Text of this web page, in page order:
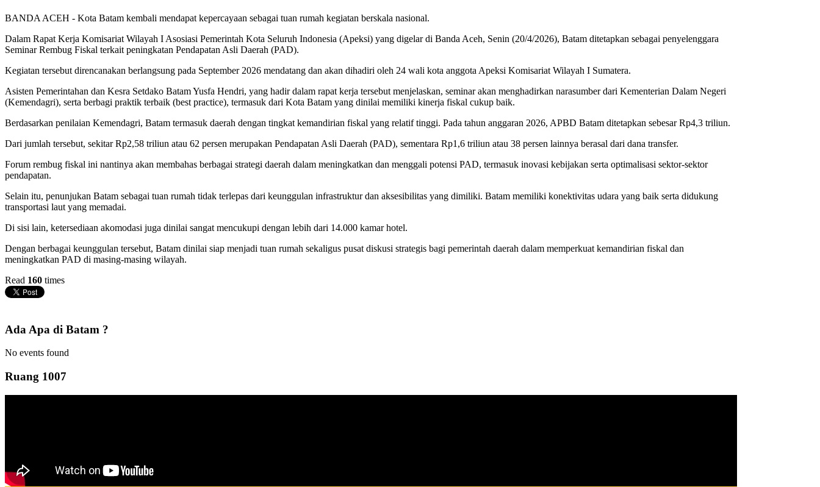
BANDA ACEH - Kota Batam kembali mendapat kepercayaan sebagai tuan rumah kegiatan berskala nasional.
Dalam Rapat Kerja Komisariat Wilayah I Asosiasi Pemerintah Kota Seluruh Indonesia (Apeksi) yang digelar di Banda Aceh, Senin (20/4/2026), Batam ditetapkan sebagai penyelenggara
Seminar Rembug Fiskal terkait peningkatan Pendapatan Asli Daerah (PAD).
Kegiatan tersebut direncanakan berlangsung pada September 2026 mendatang dan akan dihadiri oleh 24 wali kota anggota Apeksi Komisariat Wilayah I Sumatera.
Asisten Pemerintahan dan Kesra Setdako Batam Yusfa Hendri, yang hadir dalam rapat kerja tersebut menjelaskan, seminar akan menghadirkan narasumber dari Kementerian Dalam Negeri
(Kemendagri), serta berbagi praktik terbaik (best practice), termasuk dari Kota Batam yang dinilai memiliki kinerja fiskal cukup baik.
Berdasarkan penilaian Kemendagri, Batam termasuk daerah dengan tingkat kemandirian fiskal yang relatif tinggi. Pada tahun anggaran 2026, APBD Batam ditetapkan sebesar Rp4,3 triliun.
Dari jumlah tersebut, sekitar Rp2,58 triliun atau 62 persen merupakan Pendapatan Asli Daerah (PAD), sementara Rp1,6 triliun atau 38 persen lainnya berasal dari dana transfer.
Forum rembug fiskal ini nantinya akan membahas berbagai strategi daerah dalam meningkatkan dan menggali potensi PAD, termasuk inovasi kebijakan serta optimalisasi sektor-sektor
pendapatan.
Selain itu, penunjukan Batam sebagai tuan rumah tidak terlepas dari keunggulan infrastruktur dan aksesibilitas yang dimiliki. Batam memiliki konektivitas udara yang baik serta didukung
transportasi laut yang memadai.
Di sisi lain, ketersediaan akomodasi juga dinilai sangat mencukupi dengan lebih dari 14.000 kamar hotel.
Dengan berbagai keunggulan tersebut, Batam dinilai siap menjadi tuan rumah sekaligus pusat diskusi strategis bagi pemerintah daerah dalam memperkuat kemandirian fiskal dan
meningkatkan PAD di masing-masing wilayah.
Read 160 times
Ada Apa di Batam ?
No events found
Ruang 1007